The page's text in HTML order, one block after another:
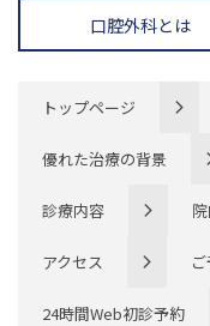
口腔外科とは
トップページ
優れた治療の背景
診療内容
アクセス
24時間Web初診予約